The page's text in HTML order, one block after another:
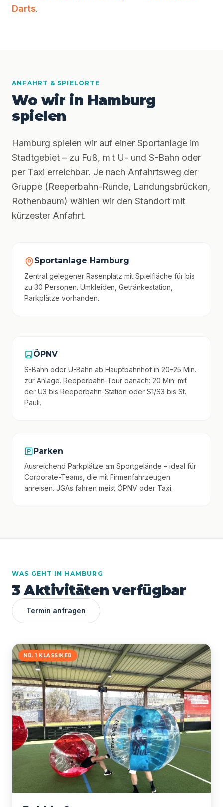
Darts.
ANFAHRT & SPIELORTE
Wo wir in Hamburg
spielen
Hamburg spielen wir auf einer Sportanlage im
Stadtgebiet – zu Fuß, mit U- und S-Bahn oder
per Taxi erreichbar. Je nach Anfahrtsweg der
Gruppe (Reeperbahn-Runde, Landungsbrücken,
Rothenbaum) wählen wir den Standort mit
kürzester Anfahrt.
Sportanlage Hamburg
Zentral gelegener Rasenplatz mit Spielfläche für bis
zu 30 Personen. Umkleiden, Getränkestation,
Parkplätze vorhanden.
ÖPNV
S-Bahn oder U-Bahn ab Hauptbahnhof in 20–25 Min.
zur Anlage. Reeperbahn-Tour danach: 20 Min. mit
der U3 bis Reeperbahn-Station oder S1/S3 bis St.
Pauli.
Parken
Ausreichend Parkplätze am Sportgelände – ideal für
Corporate-Teams, die mit Firmenfahrzeugen
anreisen. JGAs fahren meist ÖPNV oder Taxi.
WAS GEHT IN HAMBURG
3 Aktivitäten verfügbar
Termin anfragen
NR. 1 KLASSIKER